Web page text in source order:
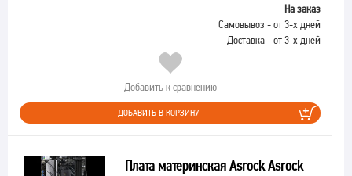
На заказ
Самовывоз - от 3-х дней
Доставка - от 3-х дней
Добавить к сравнению
ДОБАВИТЬ В КОРЗИНУ
Плата материнская Asrock Asrock